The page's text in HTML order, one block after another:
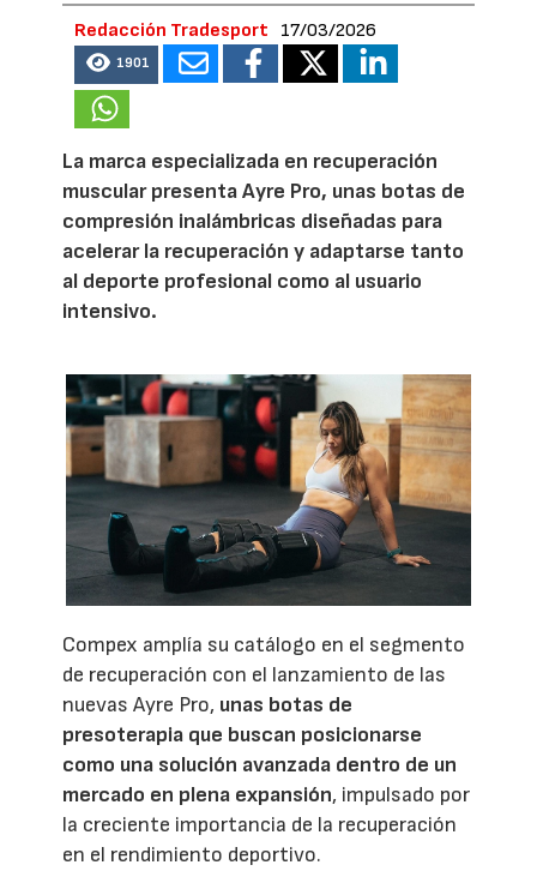
Redacción Tradesport 17/03/2026
1901
La marca especializada en recuperación
muscular presenta Ayre Pro, unas botas de
compresión inalámbricas diseñadas para
acelerar la recuperación y adaptarse tanto
al deporte profesional como al usuario
intensivo.
Compex amplía su catálogo en el segmento
de recuperación con el lanzamiento de las
nuevas Ayre Pro, unas botas de
presoterapia que buscan posicionarse
como una solución avanzada dentro de un
mercado en plena expansión, impulsado por
la creciente importancia de la recuperación
en el rendimiento deportivo.